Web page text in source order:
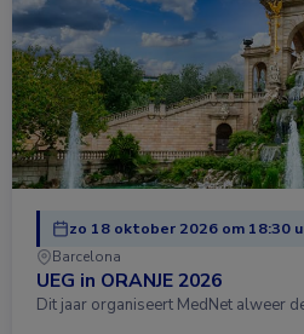
zo 18 oktober 2026 om 18:30
Barcelona
UEG in ORANJE 2026
Dit jaar organiseert MedNet alweer